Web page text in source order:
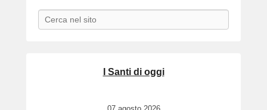
Search
I Santi di oggi